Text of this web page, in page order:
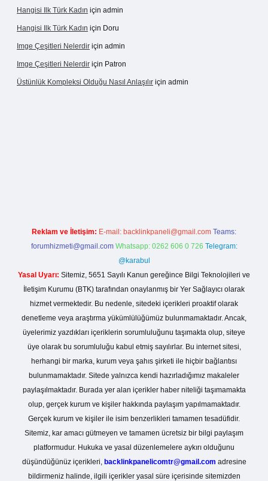
Hangisi Ilk Türk Kadın için admin
Hangisi Ilk Türk Kadın için Doru
Imge Çeşitleri Nelerdir için admin
Imge Çeşitleri Nelerdir için Patron
Üstünlük Kompleksi Olduğu Nasıl Anlaşılır için admin
Reklam ve İletişim: E-mail: backlinkpaneli@gmail.com Teams:
forumhizmeti@gmail.com Whatsapp: 0262 606 0 726 Telegram:
@karabul
Yasal Uyarı: Sitemiz, 5651 Sayılı Kanun gereğince Bilgi Teknolojileri ve
İletişim Kurumu (BTK) tarafından onaylanmış bir Yer Sağlayıcı olarak
hizmet vermektedir. Bu nedenle, sitedeki içerikleri proaktif olarak
denetleme veya araştırma yükümlülüğümüz bulunmamaktadır. Ancak,
üyelerimiz yazdıkları içeriklerin sorumluluğunu taşımakta olup, siteye
üye olarak bu sorumluluğu kabul etmiş sayılırlar. Bu internet sitesi,
herhangi bir marka, kurum veya şahıs şirketi ile hiçbir bağlantısı
bulunmamaktadır. Sitede yalnızca kendi hazırladığımız makaleler
paylaşılmaktadır. Burada yer alan içerikler haber niteliği taşımamakta
olup, gerçek kurum ve kişiler hakkında paylaşım yapılmamaktadır.
Gerçek kurum ve kişiler ile isim benzerlikleri tamamen tesadüfidir.
Sitemiz, kar amacı gütmeyen ve tamamen ücretsiz bir bilgi paylaşım
platformudur. Hukuka ve yasal düzenlemelere aykırı olduğunu
düşündüğünüz içerikleri, backlinkpanelicomtr@gmail.com adresine
bildirmeniz halinde, ilgili içerikler yasal süre içerisinde sitemizden